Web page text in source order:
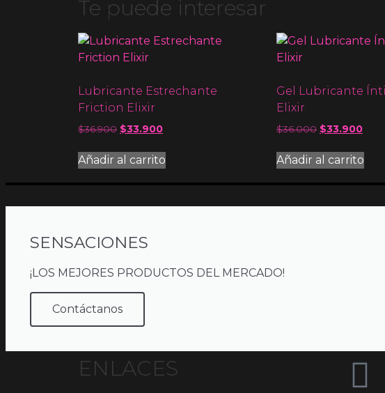
Te puede interesar
Lubricante Estrechante
Friction Elixir
$36.900 $33.900
Añadir al carrito
Gel Lubricante
Elixir
$36.000 $33.900
Añadir al carrito
SENSACIONES
¡LOS MEJORES PRODUCTOS DEL MERCADO!
Contáctanos
ENLACES